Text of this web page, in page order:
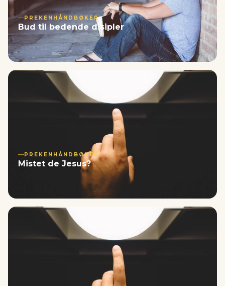
PREKENHÅNDBØKER
Bud til bedende disipler
PREKENHÅNDBØKER
Mistet de Jesus?